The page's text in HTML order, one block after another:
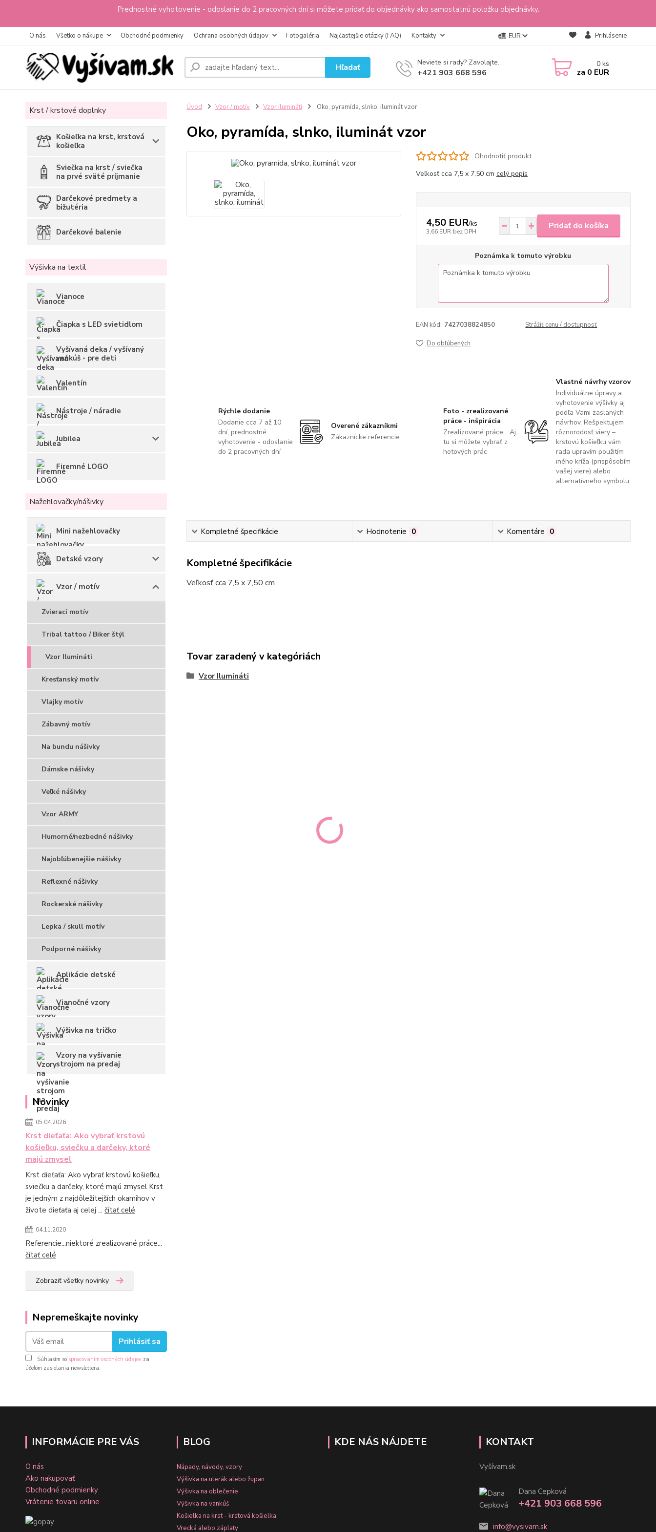
Prednostné vyhotovenie - odoslanie do 2 pracovných dní si môžete pridať do objednávky ako samostatnú položku objednávky.
O nás Všetko o nákupe Obchodné podmienky Ochrana osobných údajov Fotogaléria Najčastejšie otázky (FAQ) Kontakty EUR Prihlásenie
Hľadať Neviete si rady? Zavolajte.
+421 903 668 596
0 ks
za 0 EUR
Krst / krstové doplnky
Košieľka na krst, krstová
košieľka
Sviečka na krst / sviečka
na prvé sväté príjmanie
Darčekové predmety a
bižutéria
Darčekové balenie
Výšivka na textil
Vianoce
Čiapka s LED svietidlom
Vyšívaná deka / vyšívaný
vankúš - pre deti
Valentín
Nástroje / náradie
Jubilea
Firemné LOGO
Nažehlovačky/nášivky
Mini nažehlovačky
Detské vzory
Vzor / motív
Zvierací motív
Tribal tattoo / Biker štýl
Vzor Ilumináti
Kresťanský motív
Vlajky motív
Zábavný motív
Na bundu nášivky
Dámske nášivky
Veľké nášivky
Vzor ARMY
Humorné/nezbedné nášivky
Najobľúbenejšie nášivky
Reflexné nášivky
Rockerské nášivky
Lepka / skull motív
Podporné nášivky
Aplikácie detské
Vianočné vzory
Výšivka na tričko
Vzory na vyšívanie
strojom na predaj
Novinky
05.04.2026
Krst dieťaťa: Ako vybrať krstovú
košieľku, sviečku a darčeky, ktoré
majú zmysel
Krst dieťaťa: Ako vybrať krstovú košieľku,
sviečku a darčeky, ktoré majú zmysel Krst
je jedným z najdôležitejších okamihov v
živote dieťaťa aj celej ... čítať celé
04.11.2020
Referencie...niektoré zrealizované práce...
čítať celé
Zobraziť všetky novinky
Nepremeškajte novinky
Prihlásiť sa
Súhlasím so spracovaním osobných údajov za
účelom zasielania newslettera.
Úvod Vzor / motív Vzor Ilumináti Oko, pyramída, slnko, iluminát vzor
Oko, pyramída, slnko, iluminát vzor
Ohodnotiť produkt
Veľkosť cca 7,5 x 7,50 cm celý popis
4,50 EUR/ks
3,66 EUR bez DPH
Pridať do košíka
Poznámka k tomuto výrobku
EAN kód: 7427038824850 Strážiť cenu / dostupnosť
Do obľúbených
Rýchle dodanie
Dodanie cca 7 až 10
dní, prednostné
vyhotovenie - odoslanie
do 2 pracovných dní
Overené zákazníkmi
Zákaznícke referencie
Foto - zrealizované
práce - inšpirácia
Zrealizované práce... Aj
tu si môžete vybrať z
hotových prác
Vlastné návrhy vzorov
Individuálne úpravy a
vyhotovenie výšivky aj
podľa Vami zaslaných
návrhov. Rešpektujem
rôznorodosť viery –
krstovú košieľku vám
rada upravím použitím
iného kríža (prispôsobím
vašej viere) alebo
alternatívneho symbolu.
Kompletné špecifikácie Hodnotenie 0 Komentáre 0
Kompletné špecifikácie
Veľkosť cca 7,5 x 7,50 cm
Tovar zaradený v kategóriách
Vzor Ilumináti
INFORMÁCIE PRE VÁS
O nás
Ako nakupovať
Obchodné podmienky
Vrátenie tovaru online
BLOG
Nápady, návody, vzory
Výšivka na uterák alebo župan
Výšivka na oblečenie
Výšivka na vankúš
Košielka na krst - krstová košielka
Vrecká alebo záplaty
KDE NÁS NÁJDETE KONTAKT
Vyšívam.sk
Dana Cepková
+421 903 668 596
info@vysivam.sk